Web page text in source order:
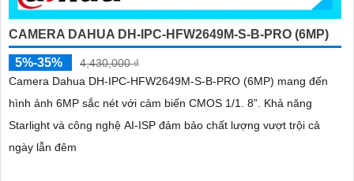
CAMERA DAHUA DH-IPC-HFW2649M-S-B-PRO (6MP)
5%-35%
4,430,000 ₫
Camera Dahua DH-IPC-HFW2649M-S-B-PRO (6MP) mang đến
hình ảnh 6MP sắc nét với cảm biến CMOS 1/1. 8”. Khả năng
Starlight và công nghệ AI-ISP đảm bảo chất lượng vượt trội cả
ngày lẫn đêm